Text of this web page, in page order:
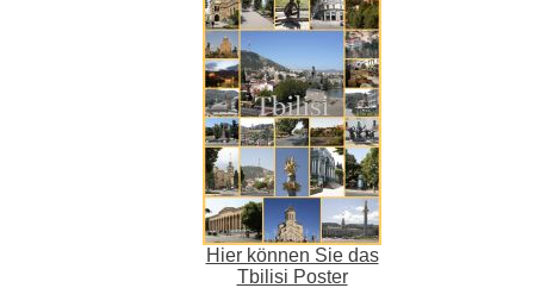
Hier können Sie das
Tbilisi Poster